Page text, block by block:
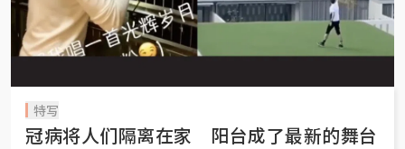
特写
冠病将人们隔离在家 阳台成了最新的舞台